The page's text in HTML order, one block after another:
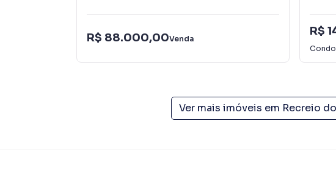
R$ 88.000,00Venda
R$
Ver mais imóveis em Recreio